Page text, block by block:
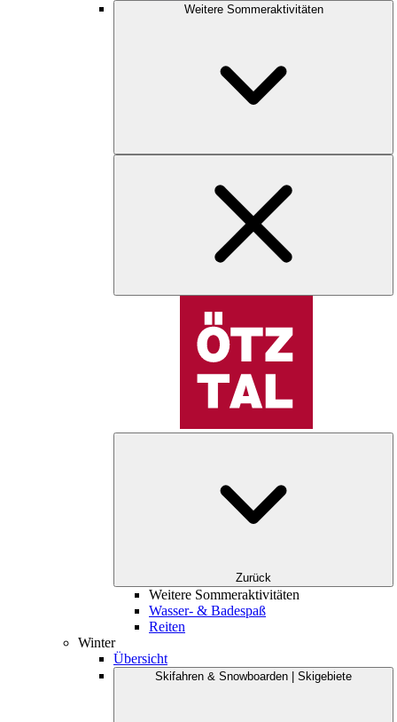
Weitere Sommeraktivitäten
Zurück
Weitere Sommeraktivitäten
Wasser- & Badespaß
Reiten
Winter
Übersicht
Skifahren & Snowboarden | Skigebiete